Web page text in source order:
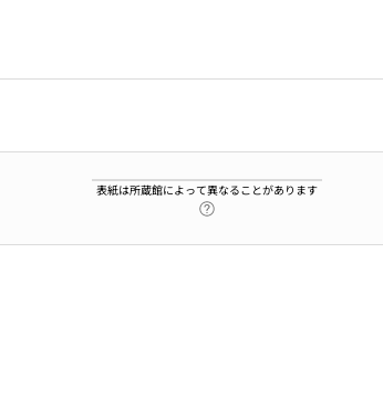
表紙は所蔵館によって異なることがあります